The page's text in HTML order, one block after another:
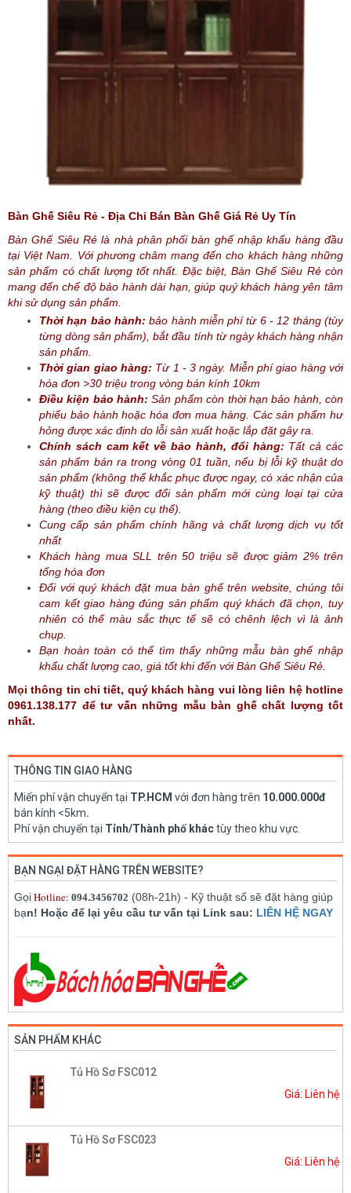
Bàn Ghế Siêu Rẻ - Địa Chỉ Bán Bàn Ghế Giá Rẻ Uy Tín
Bàn Ghế Siêu Rẻ là nhà phân phối bàn ghế nhập khẩu hàng đầu
tại Việt Nam. Với phương châm mang đến cho khách hàng những
sản phẩm có chất lượng tốt nhất. Đặc biệt, Bàn Ghế Siêu Rẻ còn
mang đến chế độ bảo hành dài hạn, giúp quý khách hàng yên tâm
khi sử dụng sản phẩm.
Thời hạn bảo hành:bảo hành miễn phí từ 6 - 12 tháng (tùy
từng dòng sản phẩm), bắt đầu tính từ ngày khách hàng nhận
sản phẩm.
Thời gian giao hàng: Từ 1 - 3 ngày. Miễn phí giao hàng với
hóa đơn >30 triệu trong vòng bán kính 10km
Điều kiện bảo hành:Sản phẩm còn thời hạn bảo hành, còn
phiếu bảo hành hoặc hóa đơn mua hàng. Các sản phẩm hư
hỏng được xác định do lỗi sản xuất hoặc lắp đặt gây ra.
Chính sách cam kết về bảo hành, đổi hàng: Tất cả các
sản phẩm bán ra trong vòng 01 tuần, nếu bị lỗi kỹ thuật do
sản phẩm (không thể khắc phục được ngay, có xác nhận của
kỹ thuật) thì sẽ được đổi sản phẩm mới cùng loại tại cửa
hàng (theo điều kiện cụ thể).
Cung cấp sản phẩm chính hãng và chất lượng dịch vụ tốt
nhất
Khách hàng mua SLL trên 50 triệu sẽ được giảm 2% trên
tổng hóa đơn
Đối với quý khách đặt mua bàn ghế trên website, chúng tôi
cam kết giao hàng đúng sản phẩm quý khách đã chọn, tuy
nhiên có thể màu sắc thực tế sẽ có chênh lệch vì là ảnh
chụp.
Bạn hoàn toàn có thể tìm thấy những mẫu bàn ghế nhập
khẩu chất lượng cao, giá tốt khi đến với Bàn Ghế Siêu Rẻ.
Mọi thông tin chi tiết, quý khách hàng vui lòng liên hệ hotline
0961.138.177 để tư vấn những mẫu bàn ghế chất lượng tốt
nhất.
THÔNG TIN GIAO HÀNG
Miển phí vận chuyển tại TP.HCM với đơn hàng trên 10.000.000đ
bán kính <5km.
Phí vận chuyển tại Tỉnh/Thành phố kháctùy theo khu vực.
BẠN NGẠI ĐẶT HÀNG TRÊN WEBSITE?
GọiHotline: 094.3456702 (08h-21h) - Kỹ thuật số sẽ đặt hàng giúp
bạn! Hoặc để lại yêu cầu tư vấn tại Link sau: LIÊN HỆ NGAY
SẢN PHẨM KHÁC
Tủ Hồ Sơ FSC012
Giá: Liên hệ
Tủ Hồ Sơ FSC023
Giá: Liên hệ